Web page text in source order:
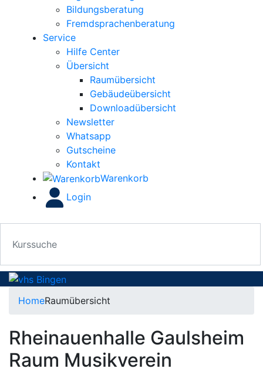
Bildungsberatung
Fremdsprachenberatung
Service
Hilfe Center
Übersicht
Raumübersicht
Gebäudeübersicht
Downloadübersicht
Newsletter
Whatsapp
Gutscheine
Kontakt
Warenkorb
Login
HomeRaumübersicht
Rheinauenhalle Gaulsheim
Raum Musikverein